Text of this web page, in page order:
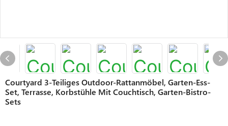
Courtyard 3-Teiliges Outdoor-Rattanmöbel, Garten-Ess-
Set, Terrasse, Korbstühle Mit Couchtisch, Garten-Bistro-
Sets